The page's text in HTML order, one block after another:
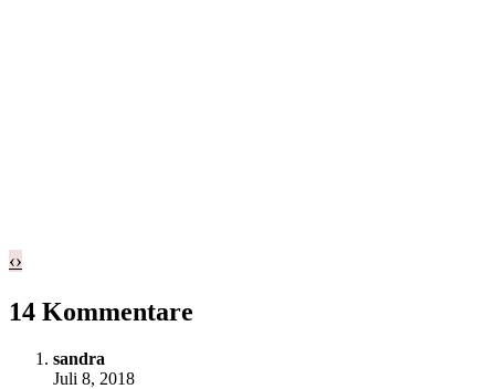
‹›
14 Kommentare
sandra
Juli 8, 2018